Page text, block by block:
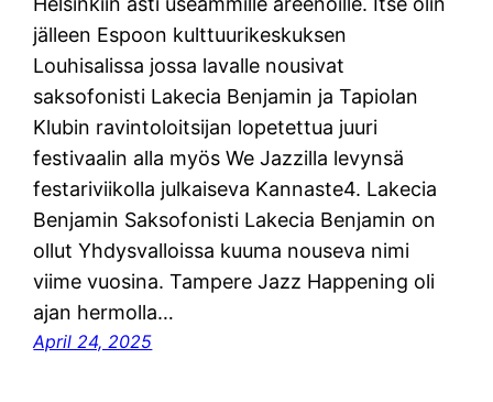
jälleen Espoon kulttuurikeskuksen
Louhisalissa jossa lavalle nousivat
saksofonisti Lakecia Benjamin ja Tapiolan
Klubin ravintoloitsijan lopetettua juuri
festivaalin alla myös We Jazzilla levynsä
festariviikolla julkaiseva Kannaste4. Lakecia
Benjamin Saksofonisti Lakecia Benjamin on
ollut Yhdysvalloissa kuuma nouseva nimi
viime vuosina. Tampere Jazz Happening oli
ajan hermolla…
April 24, 2025